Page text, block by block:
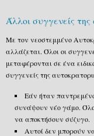
Άλλοι συγγενείς της
Με τον νεοστεμμένο
αλλάζεται. Όλοι οι
μεταφέρονται σε ένα
συγγενείς της
Εάν ήταν
συνάψουν νέο γάμο.
να αποκτήσουν σύζυγο.
Αυτοί δεν μπορούν